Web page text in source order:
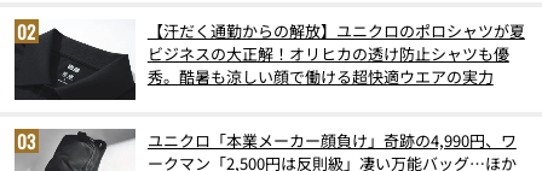
【汗だく通勤からの解放】ユニクロのポロシャツが夏
ビジネスの大正解！オリヒカの透け防止シャツも優
秀。酷暑も涼しい顔で働ける超快適ウエアの実力
ユニクロ「本業メーカー顔負け」奇跡の4,990円、ワ
ークマン「2,500円は反則級」凄い万能バッグ…ほか